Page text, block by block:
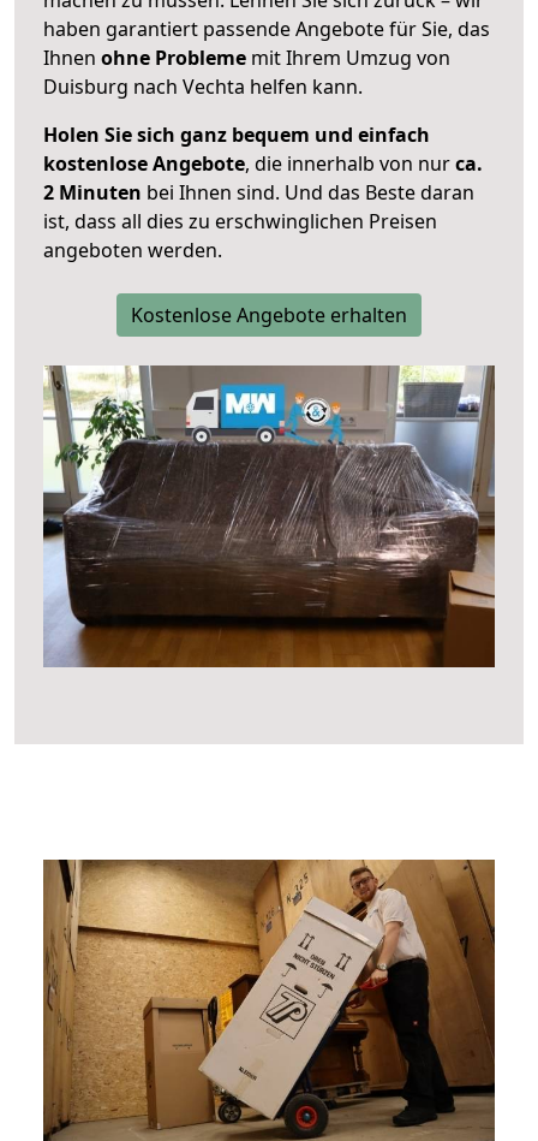
haben garantiert passende Angebote für Sie, das
Ihnen ohne Probleme mit Ihrem Umzug von
Duisburg nach Vechta helfen kann.
Holen Sie sich ganz bequem und einfach
kostenlose Angebote, die innerhalb von nurca.
2 Minuten bei Ihnen sind. Und das Beste daran
ist, dass all dies zu erschwinglichen Preisen
angeboten werden.
Kostenlose Angebote erhalten